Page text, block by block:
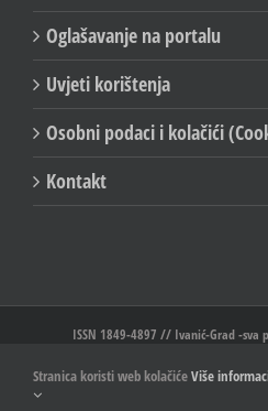
Oglašavanje na portalu
Uvjeti korištenja
Osobni podaci i kolačići
Kontakt
ISSN 1849-4897 // Ivanić-Grad -sva
Stranica koristi web kolačićeViše